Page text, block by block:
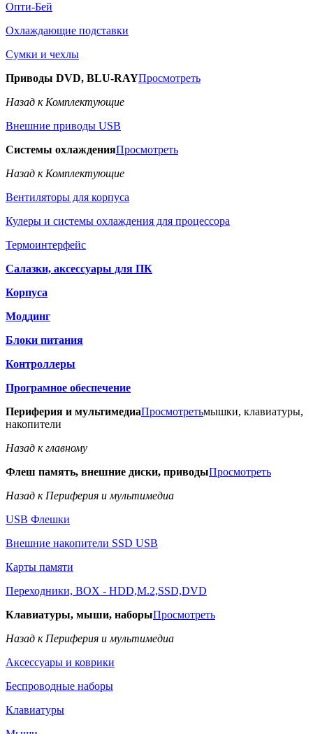
Опти-Бей
Охлаждающие подставки
Сумки и чехлы
Приводы DVD, BLU-RAYПросмотреть
Назад к Комплектующие
Внешние приводы USB
Системы охлажденияПросмотреть
Назад к Комплектующие
Вентиляторы для корпуса
Кулеры и системы охлаждения для процессора
Термоинтерфейс
Салазки, аксессуары для ПК
Корпуса
Моддинг
Блоки питания
Контроллеры
Програмное обеспечение
Периферия и мультимедиаПросмотретьмышки, клавиатуры,
накопители
Назад к главному
Флеш память, внешние диски, приводыПросмотреть
Назад к Периферия и мультимедиа
USB Флешки
Внешние накопители SSD USB
Карты памяти
Переходники, BOX - HDD,M.2,SSD,DVD
Клавиатуры, мыши, наборыПросмотреть
Назад к Периферия и мультимедиа
Аксессуары и коврики
Беспроводные наборы
Клавиатуры